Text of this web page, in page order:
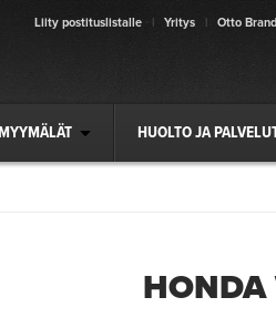
Liity postituslistalle | Yritys | Otto
HUOLTO JA
HONDA